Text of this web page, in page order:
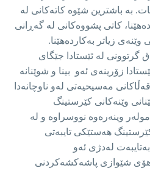
بە باشترین شێوە کاتەکانی لە
کاتی پشووەکانی لە گەڕانی
وێنەی زیاتر بەکاردەهێنا.
گرتوونی لە ئێستادا جێگای
زۆرینەی ئەو بینا و شوێنانە
مەسیحیەتی لەو ناوچانەدا
وێنەکانی کێرستینگ
وینەرەوە نووسراوە و لە
کێرستینگ هەستێکی تایبەتی
لەدژی ئەو
بەهۆی شێوازی پاشەکشەکردنی